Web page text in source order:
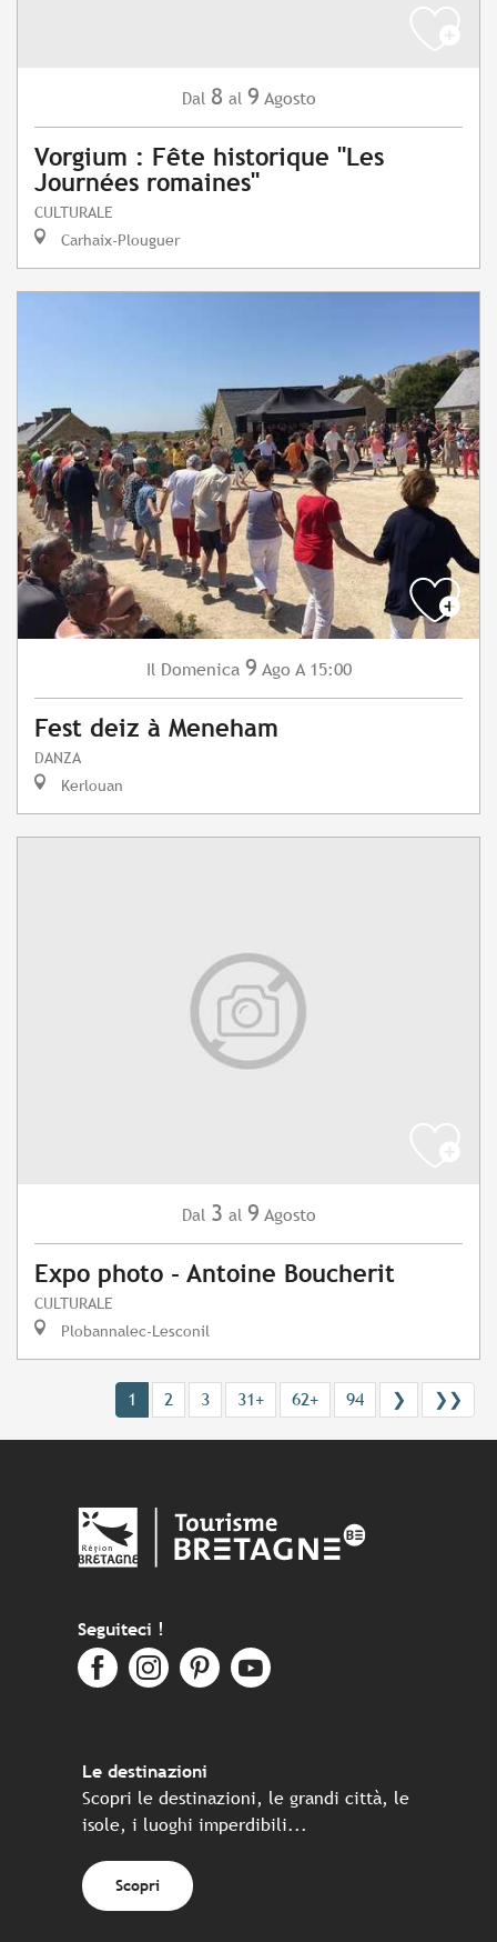
Dal 8 al 9 Agosto
Vorgium : Fête historique "Les
Journées romaines"
CULTURALE
Carhaix-Plouguer
Il Domenica 9 Ago A 15:00
Fest deiz à Meneham
DANZA
Kerlouan
Dal 3 al 9 Agosto
Expo photo - Antoine Boucherit
CULTURALE
Plobannalec-Lesconil
1 2 3 31+ 62+ 94 ❯ ❯❯
Seguiteci !
Le destinazioni
Scopri le destinazioni, le grandi città, le
isole, i luoghi imperdibili...
Scopri